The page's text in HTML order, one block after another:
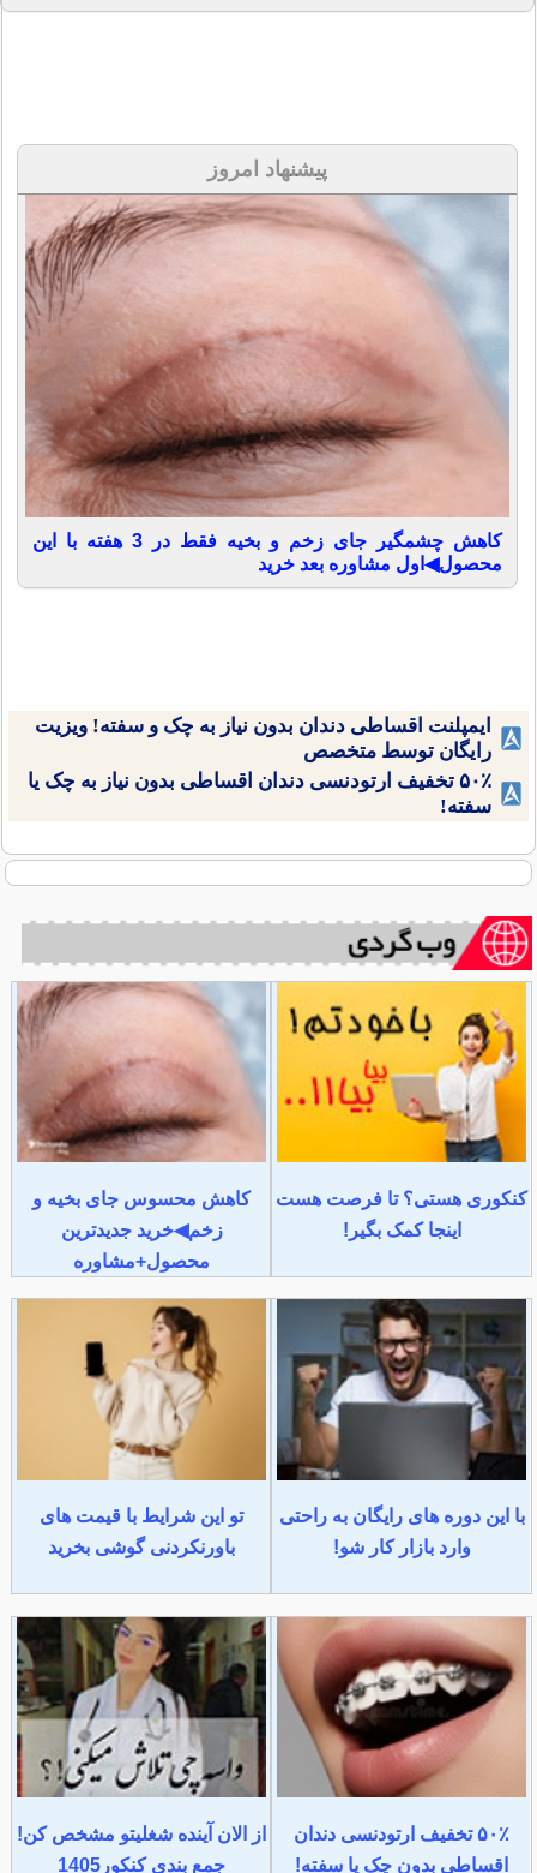
پیشنهاد امروز
کاهش چشمگیر جای زخم و بخیه فقط در 3 هفته با این
محصول◀اول مشاوره بعد خرید
ایمپلنت اقساطی دندان بدون نیاز به چک و سفته! ویزیت
رایگان توسط متخصص
۵۰٪ تخفیف ارتودنسی دندان اقساطی بدون نیاز به چک یا
سفته!
کنکوری هستی؟ تا فرصت هست
اینجا کمک بگیر!
کاهش محسوس جای بخیه و
زخم◀خرید جدیدترین
محصول+مشاوره
با این دوره های رایگان به راحتی
وارد بازار کار شو!
تو این شرایط با قیمت های
باورنکردنی گوشی بخرید
۵۰٪ تخفیف ارتودنسی دندان
اقساطی بدون چک یا سفته!
از الان آینده شغلیتو مشخص کن!
جمع بندی کنکور1405